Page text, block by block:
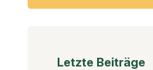
Letzte Beiträge